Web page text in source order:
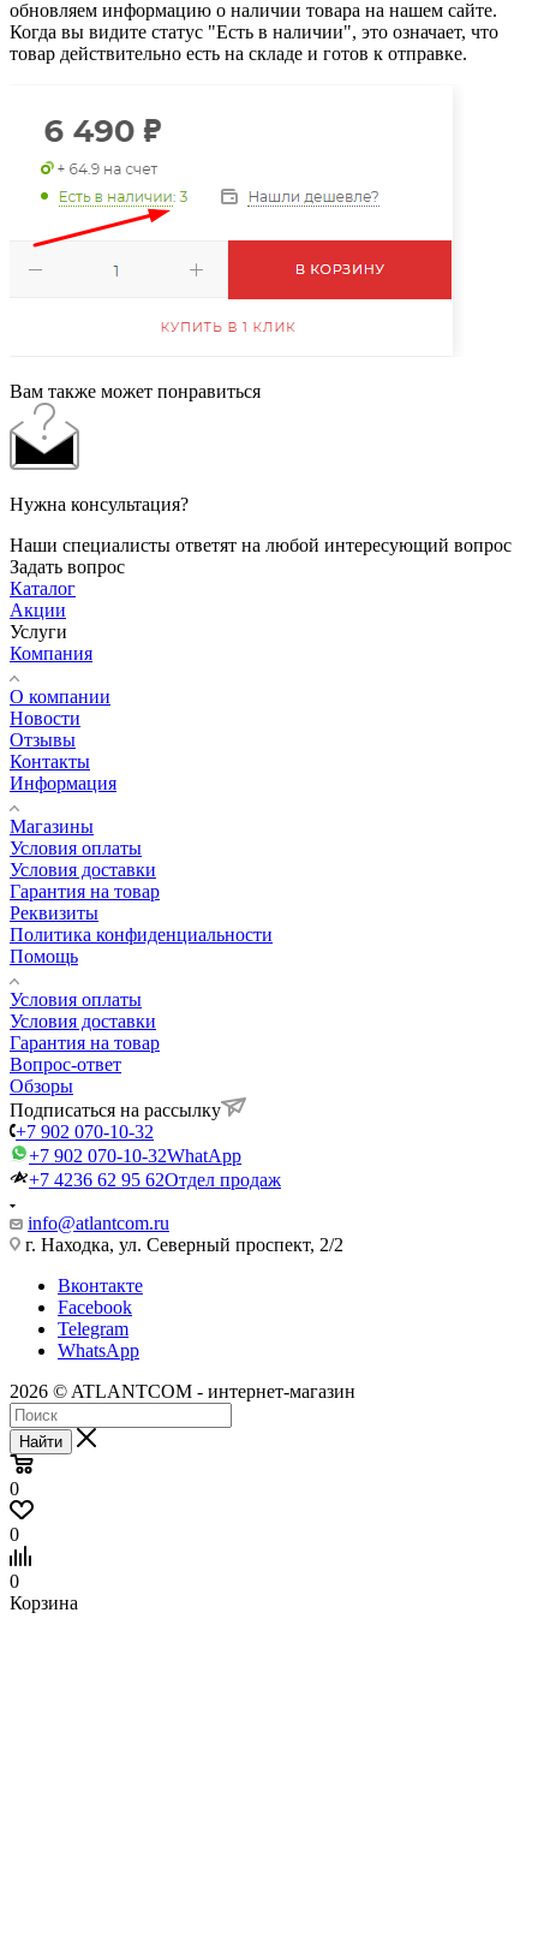
обновляем информацию о наличии товара на нашем сайте.
Когда вы видите статус "Есть в наличии", это означает, что
товар действительно есть на складе и готов к отправке.
Вам также может понравиться
Нужна консультация?
Наши специалисты ответят на любой интересующий вопрос
Задать вопрос
Каталог
Акции
Услуги
Компания
О компании
Новости
Отзывы
Контакты
Информация
Магазины
Условия оплаты
Условия доставки
Гарантия на товар
Реквизиты
Политика конфиденциальности
Помощь
Условия оплаты
Условия доставки
Гарантия на товар
Вопрос-ответ
Обзоры
Подписаться на рассылку
+7 902 070-10-32
+7 902 070-10-32WhatApp
+7 4236 62 95 62Отдел продаж
info@atlantcom.ru
г. Находка, ул. Северный проспект, 2/2
Вконтакте
Facebook
Telegram
WhatsApp
2026 © ATLANTCOM - интернет-магазин
Найти
0
0
0
Корзина